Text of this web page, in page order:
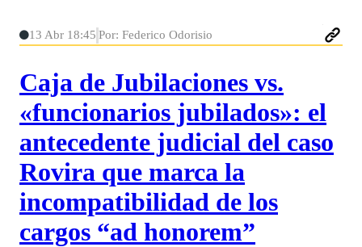
13 Abr 18:45 Por: Federico Odorisio
Caja de Jubilaciones vs.
«funcionarios jubilados»: el
antecedente judicial del caso
Rovira que marca la
incompatibilidad de los
cargos “ad honorem”